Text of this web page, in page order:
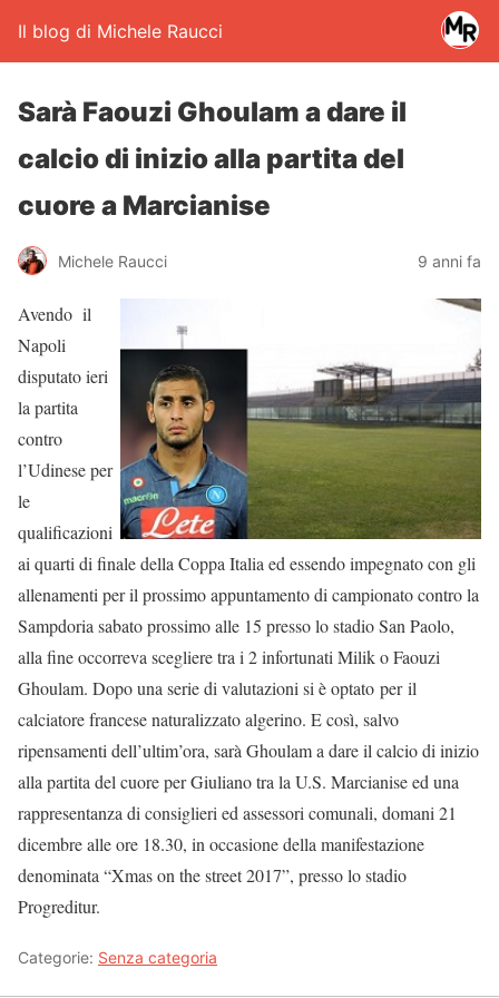
Il blog di Michele Raucci
Sarà Faouzi Ghoulam a dare il
calcio di inizio alla partita del
cuore a Marcianise
Michele Raucci 9 anni fa
Avendo il
Napoli
disputato ieri
la partita
contro
l’Udinese per
le
qualificazioni
ai quarti di finale della Coppa Italia ed essendo impegnato con gli
allenamenti per il prossimo appuntamento di campionato contro la
Sampdoria sabato prossimo alle 15 presso lo stadio San Paolo,
alla fine occorreva scegliere tra i 2 infortunati Milik o Faouzi
Ghoulam. Dopo una serie di valutazioni si è optato per il
calciatore francese naturalizzato algerino. E così, salvo
ripensamenti dell’ultim’ora, sarà Ghoulam a dare il calcio di inizio
alla partita del cuore per Giuliano tra la U.S. Marcianise ed una
rappresentanza di consiglieri ed assessori comunali, domani 21
dicembre alle ore 18.30, in occasione della manifestazione
denominata “Xmas on the street 2017”, presso lo stadio
Progreditur.
Categorie: Senza categoria